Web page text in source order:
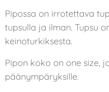
Pipossa on irrotettava
tupsulla ja ilman. Tupsu
keinoturkiksesta.
Pipon koko on one size,
päänympäryksille.